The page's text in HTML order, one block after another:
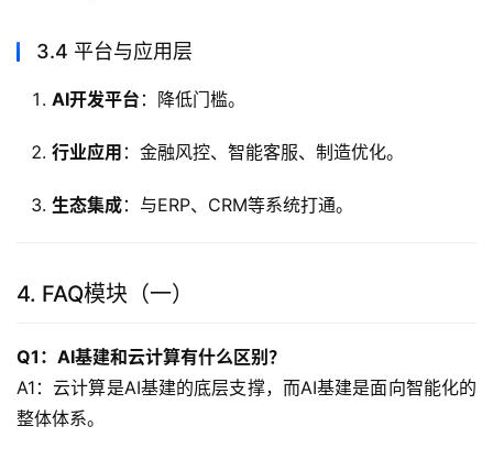
3.4 平台与应用层
AI开发平台 ：降低门槛。
行业应用 ：金融风控、智能客服、制造优化。
生态集成：与ERP、CRM等系统打通。
4. FAQ模块（一）
Q1：AI基建和云计算有什么区别？
A1：云计算是AI基建的底层支撑，而AI基建是面向智能化的
整体体系。